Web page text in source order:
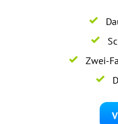
Zwei-